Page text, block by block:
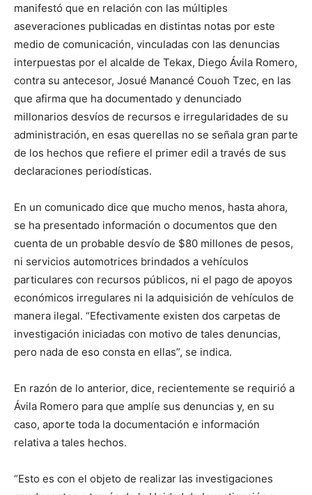
manifestó que en relación con las múltiples
aseveraciones publicadas en distintas notas por este
medio de comunicación, vinculadas con las denuncias
interpuestas por el alcalde de Tekax, Diego Ávila Romero,
contra su antecesor, Josué Manancé Couoh Tzec, en las
que afirma que ha documentado y denunciado
millonarios desvíos de recursos e irregularidades de su
administración, en esas querellas no se señala gran parte
de los hechos que refiere el primer edil a través de sus
declaraciones periodísticas.
En un comunicado dice que mucho menos, hasta ahora,
se ha presentado información o documentos que den
cuenta de un probable desvío de $80 millones de pesos,
ni servicios automotrices brindados a vehículos
particulares con recursos públicos, ni el pago de apoyos
económicos irregulares ni la adquisición de vehículos de
manera ilegal. “Efectivamente existen dos carpetas de
investigación iniciadas con motivo de tales denuncias,
pero nada de eso consta en ellas”, se indica.
En razón de lo anterior, dice, recientemente se requirió a
Ávila Romero para que amplíe sus denuncias y, en su
caso, aporte toda la documentación e información
relativa a tales hechos.
“Esto es con el objeto de realizar las investigaciones